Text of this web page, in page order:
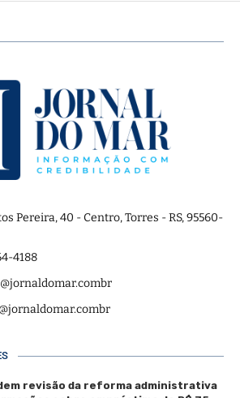
Pereira, 40 - Centro, Torres - RS, 95560-
4188
revisão da reforma administrativa